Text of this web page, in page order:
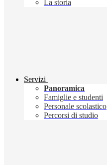
La storia
Servizi
Panoramica
Famiglie e studenti
Personale scolastico
Percorsi di studio